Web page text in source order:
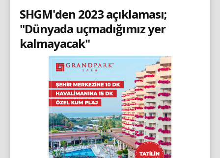
SHGM'den 2023 açıklaması;
"Dünyada uçmadığımız yer
kalmayacak"